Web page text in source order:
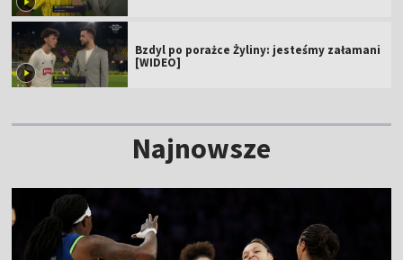
Bzdyl po porażce Żyliny: jesteśmy załamani
[WIDEO]
Najnowsze